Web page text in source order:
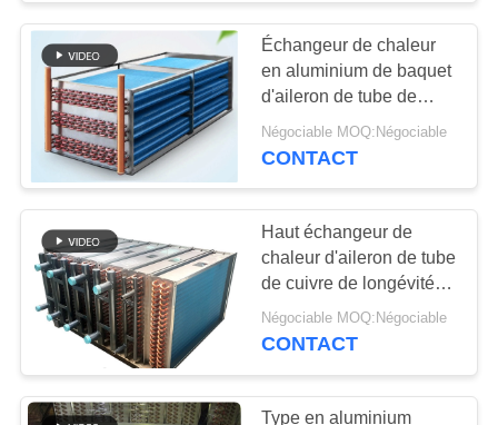
PLAN
DU
SITE
PRIVACY
POLICY
Échangeur de chaleur
en aluminium de baquet
d'aileron de tube de
cuivre, échangeur de
chaleur portatif à la
Négociable MOQ:Négociable
CONTACT
Haut échangeur de
chaleur d'aileron de tube
de cuivre de longévité
pour une région plus
froide de refroidissement
Négociable MOQ:Négociable
CONTACT
Type en aluminium